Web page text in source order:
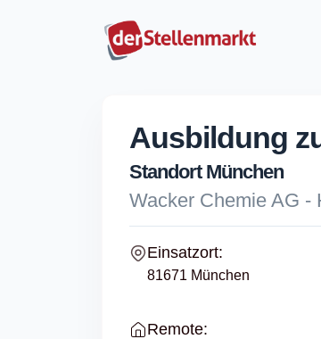
Ausbildung
Standort München
Wacker Chemie AG -
Einsatzort:
81671 München
Remote: